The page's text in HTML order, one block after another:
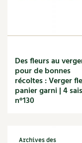
Des fleurs au
pour de bonnes
récoltes : Verger
panier garni | 4
n°130
Archives des